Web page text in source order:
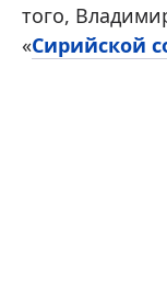
того,
«Сирийской